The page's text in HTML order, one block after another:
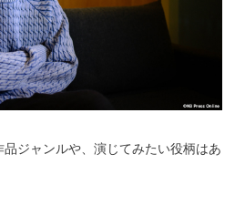
品ジャンルや、演じてみたい役柄はあ